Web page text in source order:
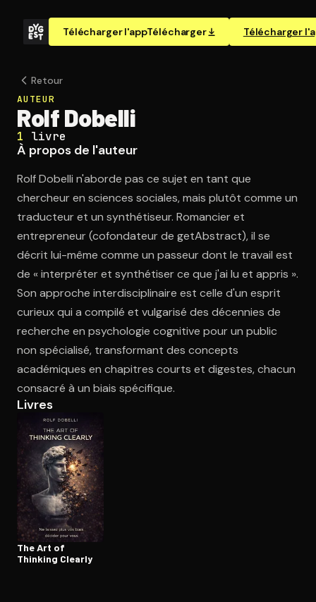
Télécharger l'appTélécharger Télécharger
Retour
AUTEUR
Rolf Dobelli
1 livre
À propos de l'auteur
Rolf Dobelli n'aborde pas ce sujet en tant que
chercheur en sciences sociales, mais plutôt comme un
traducteur et un synthétiseur. Romancier et
entrepreneur (cofondateur de getAbstract), il se
décrit lui-même comme un passeur dont le travail est
de « interpréter et synthétiser ce que j'ai lu et appris ».
Son approche interdisciplinaire est celle d'un esprit
curieux qui a compilé et vulgarisé des décennies de
recherche en psychologie cognitive pour un public
non spécialisé, transformant des concepts
académiques en chapitres courts et digestes, chacun
consacré à un biais spécifique.
Livres
The Art of
Thinking Clearly